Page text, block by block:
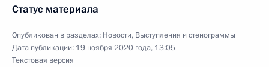
Статус материала
Опубликован в разделах: Новости, Выступления и стенограммы
Дата публикации: 19 ноября 2020 года, 13:05
Текстовая версия